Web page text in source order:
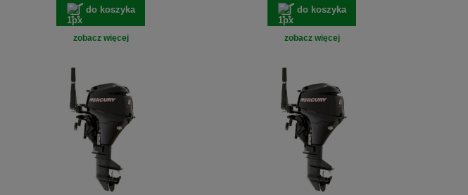
do koszyka
zobacz więcej
do koszyka
zobacz więcej